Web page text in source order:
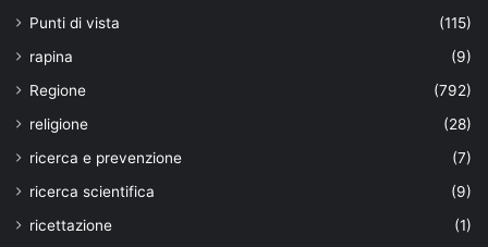
Punti di vista
(115)
rapina
(9)
Regione
(792)
religione
(28)
ricerca e prevenzione
(7)
ricerca scientifica
(9)
ricettazione
(1)